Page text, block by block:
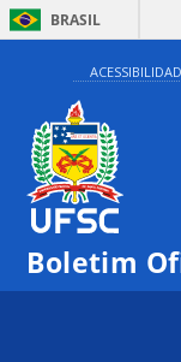
BRASIL
Boletim